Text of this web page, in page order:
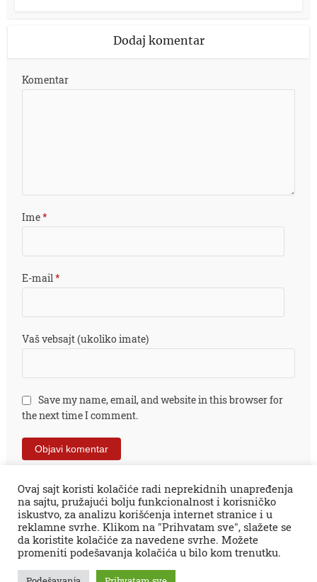
Dodaj komentar
Komentar
Ime*
E-mail*
Vaš vebsajt (ukoliko imate)
Save my name, email, and website in this browser for
the next time I comment.
Sva prava zadržana © 2026. Zaječar Online
impresum PR tekstovi kontakt kolumne
Ovaj sajt koristi kolačiće radi neprekidnih unapređenja
na sajtu, pružajući bolju funkcionalnost i korisničko
iskustvo, za analizu korišćenja internet stranice i u
reklamne svrhe. Klikom na "Prihvatam sve", slažete se
da koristite kolačiće za navedene svrhe. Možete
promeniti podešavanja kolačića u bilo kom trenutku.